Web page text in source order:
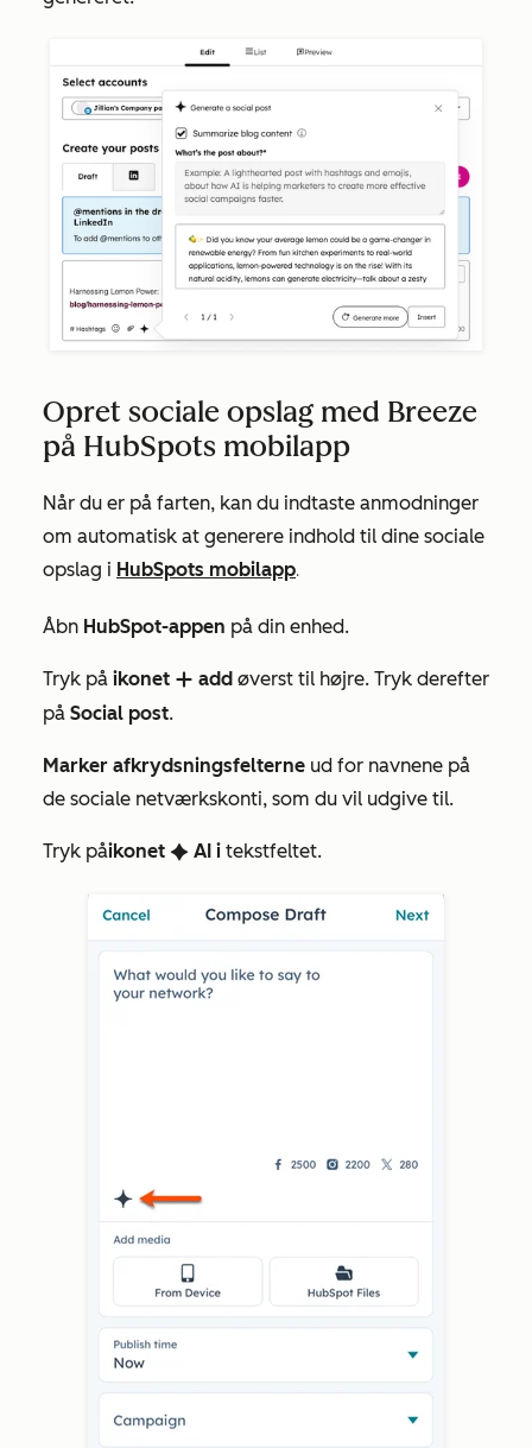
Opret sociale opslag med Breeze
på HubSpots mobilapp
Når du er på farten, kan du indtaste anmodninger
om automatisk at generere indhold til dine sociale
opslag i HubSpots mobilapp.
Åbn HubSpot-appen på din enhed.
Tryk på ikonet add add øverst til højre. Tryk derefter
på Social post.
Marker afkrydsningsfelterne ud for navnene på
de sociale netværkskonti, som du vil udgive til.
Tryk påikonet artificialIntelligence AI i tekstfeltet.